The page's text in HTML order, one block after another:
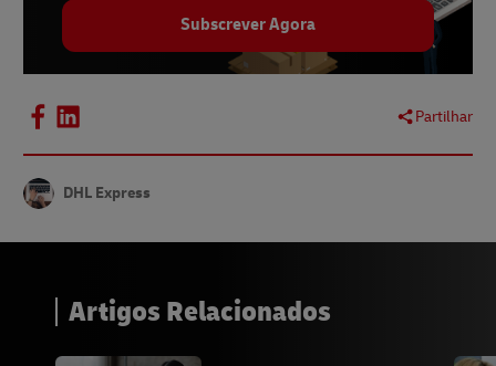
Subscrever Agora
Partilhar
DHL Express
Artigos Relacionados